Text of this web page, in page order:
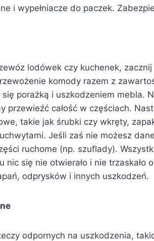
i wypełniacze do paczek.
lodówek czy kuchenek,
komody razem z
porażką i uszkodzeniem mebla.
przewieźć całość w częściach.
takie jak śrubki czy wkręty,
Jeśli zaś nie możesz
ruchome (np. szuflady).
nic się nie otwierało i nie
odprysków i innych uszkodzeń.
odpornych na uszkodzenia,